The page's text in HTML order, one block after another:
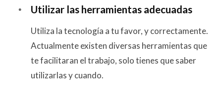
Utilizar las herramientas adecuadas
Utiliza la tecnología a tu favor, y correctamente.
Actualmente existen diversas herramientas que
te facilitaran el trabajo, solo tienes que saber
utilizarlas y cuando.